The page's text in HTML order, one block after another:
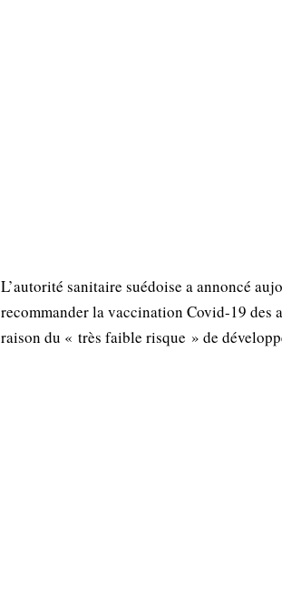
L’autorité sanitaire suédoise a annoncé
recommander la vaccination Covid-19 des
raison du « très faible risque » de